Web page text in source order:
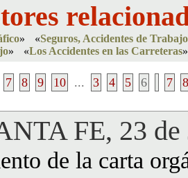
» «Seguros, Accidentes de Trabajo
» «Los Accidentes en las Carreteras»
7 8 9 10 ... 3 4 5 6 7 8
FE, 23
de la carta